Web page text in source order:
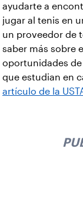
ayudarte a
jugar al tenis en
un proveedor de
saber más sobre
oportunidades
que estudian en
artículo de la